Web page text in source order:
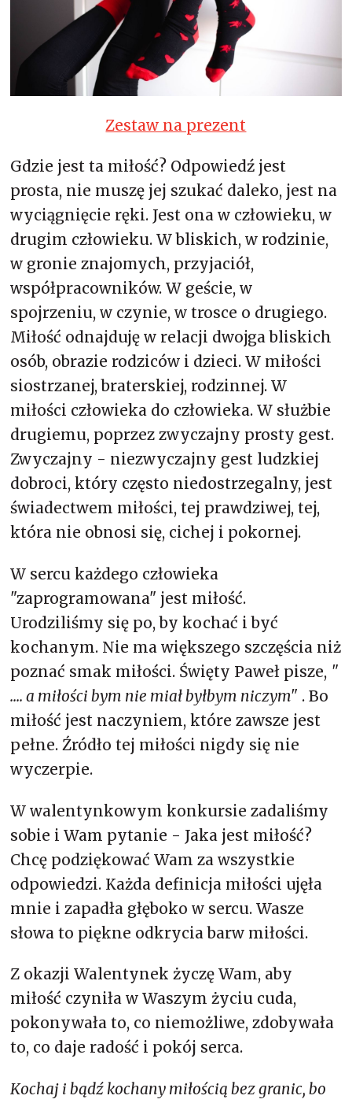
Zestaw na prezent
Gdzie jest ta miłość? Odpowiedź jest
prosta, nie muszę jej szukać daleko, jest na
wyciągnięcie ręki. Jest ona w człowieku, w
drugim człowieku. W bliskich, w rodzinie,
w gronie znajomych, przyjaciół,
współpracowników. W geście, w
spojrzeniu, w czynie, w trosce o drugiego.
Miłość odnajduję w relacji dwojga bliskich
osób, obrazie rodziców i dzieci. W miłości
siostrzanej, braterskiej, rodzinnej. W
miłości człowieka do człowieka. W służbie
drugiemu, poprzez zwyczajny prosty gest.
Zwyczajny - niezwyczajny gest ludzkiej
dobroci, który często niedostrzegalny, jest
świadectwem miłości, tej prawdziwej, tej,
która nie obnosi się, cichej i pokornej.
W sercu każdego człowieka
"zaprogramowana" jest miłość.
Urodziliśmy się po, by kochać i być
kochanym. Nie ma większego szczęścia niż
poznać smak miłości. Święty Paweł pisze, "
.... a miłości bym nie miał byłbym niczym" . Bo
miłość jest naczyniem, które zawsze jest
pełne. Źródło tej miłości nigdy się nie
wyczerpie.
W walentynkowym konkursie zadaliśmy
sobie i Wam pytanie - Jaka jest miłość?
Chcę podziękować Wam za wszystkie
odpowiedzi. Każda definicja miłości ujęła
mnie i zapadła głęboko w sercu. Wasze
słowa to piękne odkrycia barw miłości.
Z okazji Walentynek życzę Wam, aby
miłość czyniła w Waszym życiu cuda,
pokonywała to, co niemożliwe, zdobywała
to, co daje radość i pokój serca.
Kochaj i bądź kochany miłością bez granic, bo